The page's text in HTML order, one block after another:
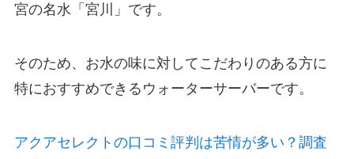
宮の名水「宮川」です。
そのため、お水の味に対してこだわりのある方に
特におすすめできるウォーターサーバーです。
アクアセレクトの口コミ評判は苦情が多い？調査